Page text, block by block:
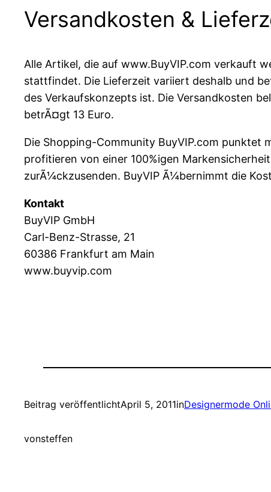
Versandkosten &
Alle Artikel, die auf www.BuyVIP.com verkauft
stattfindet. Die Lieferzeit variiert deshalb und
des Verkaufskonzepts ist. Die Versandkosten
betrÃ¤gt 13 Euro.
Die Shopping-Community BuyVIP.com punktet
profitieren von einer 100%igen
zurÃ¼ckzusenden. BuyVIP Ã¼bernimmt die
Kontakt
BuyVIP GmbH
Carl-Benz-Strasse, 21
60386 Frankfurt am Main
www.buyvip.com
Beitrag veröffentlichtApril 5, 2011inDesignermode
vonsteffen